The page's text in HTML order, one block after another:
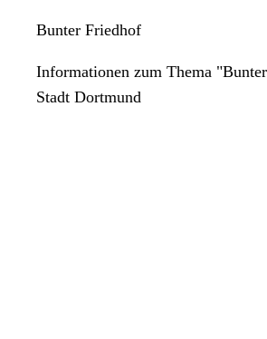
Bunter Friedhof
Informationen zum Thema
Stadt Dortmund